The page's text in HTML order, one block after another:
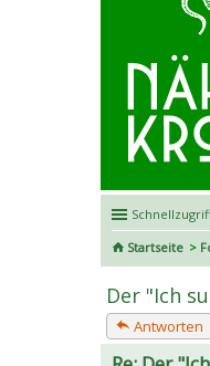
Startseite
Der "Ich
Antworten